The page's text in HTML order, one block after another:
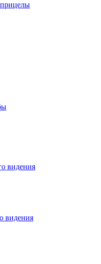
видения
видения